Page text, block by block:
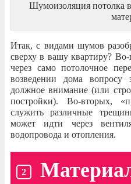
Шумоизоляция потолка
Итак, с видами шумов
сверху в вашу квартиру?
через само потолочное
возведении дома вопросу
должное внимание (или
постройки). Во-вторых,
служить различные
может идти через
водопровода и отопления.